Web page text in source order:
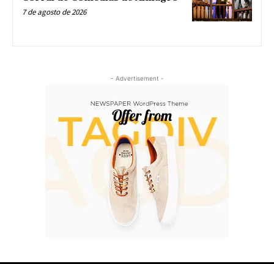
7 de agosto de 2026
- Advertisement -